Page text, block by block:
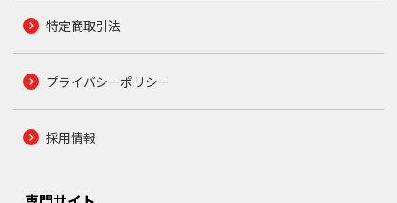
特定商取引法
プライバシーポリシー
採用情報